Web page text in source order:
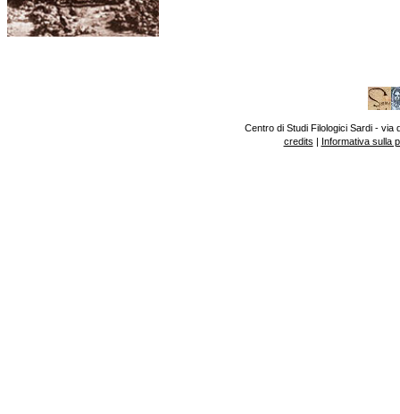
Centro di Studi Filologici Sardi - via
credits | Informativa sulla